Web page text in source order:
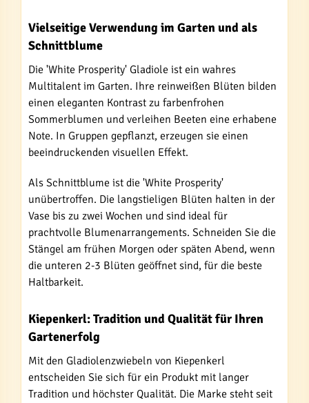
Vielseitige Verwendung im Garten und als
Schnittblume
Die 'White Prosperity' Gladiole ist ein wahres
Multitalent im Garten. Ihre reinweißen Blüten bilden
einen eleganten Kontrast zu farbenfrohen
Sommerblumen und verleihen Beeten eine erhabene
Note. In Gruppen gepflanzt, erzeugen sie einen
beeindruckenden visuellen Effekt.
Als Schnittblume ist die 'White Prosperity'
unübertroffen. Die langstieligen Blüten halten in der
Vase bis zu zwei Wochen und sind ideal für
prachtvolle Blumenarrangements. Schneiden Sie die
Stängel am frühen Morgen oder späten Abend, wenn
die unteren 2-3 Blüten geöffnet sind, für die beste
Haltbarkeit.
Kiepenkerl: Tradition und Qualität für Ihren
Gartenerfolg
Mit den Gladiolenzwiebeln von Kiepenkerl
entscheiden Sie sich für ein Produkt mit langer
Tradition und höchster Qualität. Die Marke steht seit